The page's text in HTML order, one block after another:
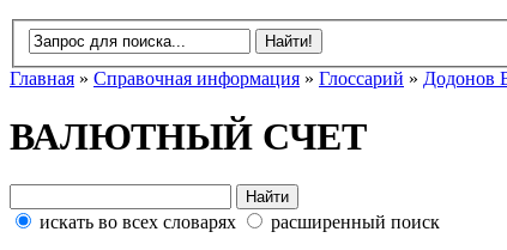
Главная » Справочная информация » Глоссарий » Додонов
ВАЛЮТНЫЙ СЧЕТ
искать во всех словарях
расширенный поиск